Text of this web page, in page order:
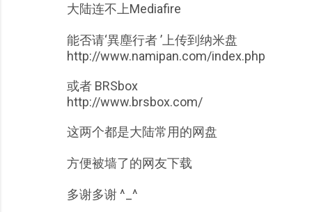
大陆连不上Mediafire
能否请‘異塵行者 ’上传到纳米盘
http://www.namipan.com/index.php
或者 BRSbox
http://www.brsbox.com/
这两个都是大陆常用的网盘
方便被墙了的网友下载
多谢多谢 ^_^